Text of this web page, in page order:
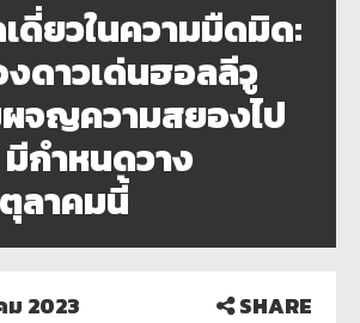
ดี่ยวในความมืดมิด:
งดาวเด่นฮอลลีวู
จญความสยองไป
กำหนดวาง
ลาคมนี้
2023 SHARE